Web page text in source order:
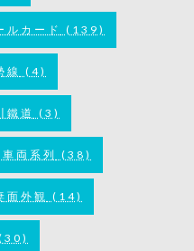
ルカード (139)
線 (4)
鐵道 (3)
両系列 (38)
面外観 (14)